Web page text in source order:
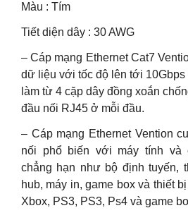
Màu : Tím
Tiết diện dây : 30 AWG
– Cáp mạng Ethernet Cat7
dữ liệu với tốc độ lên tới
làm từ 4 cặp dây đồng xoắn
đầu nối RJ45 ở mỗi đầu.
– Cáp mạng Ethernet Vention
nối phổ biến với máy tính và
chẳng hạn như bộ định tuyến,
hub, máy in, game box và thiết
Xbox, PS3, PS3, Ps4 và game